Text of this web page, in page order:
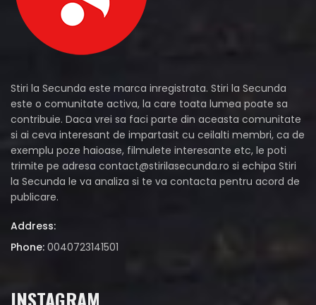
Stiri la Secunda este marca inregistrata. Stiri la Secunda
este o comunitate activa, la care toata lumea poate sa
contribuie. Daca vrei sa faci parte din aceasta comunitate
si ai ceva interesant de impartasit cu ceilalti membri, ca de
exemplu poze haioase, filmulete interesante etc, le poti
trimite pe adresa contact@stirilasecunda.ro si echipa Stiri
la Secunda le va analiza si te va contacta pentru acord de
publicare.
Address:
Phone: 0040723141501